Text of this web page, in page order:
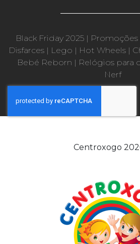
Black Friday 2025 |
Disfarces| Lego | Hot Wheels|
Bebé Reborn | Relógios para
Nerf
Centroxogo